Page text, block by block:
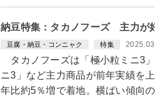
納豆特集：タカノフーズ 主力が
豆腐・納豆・コンニャク 特集
タカノフーズは「極小粒ミニ3
ニ3」など主力商品が前年実績を
年比約5％増で着地。横ばい傾向